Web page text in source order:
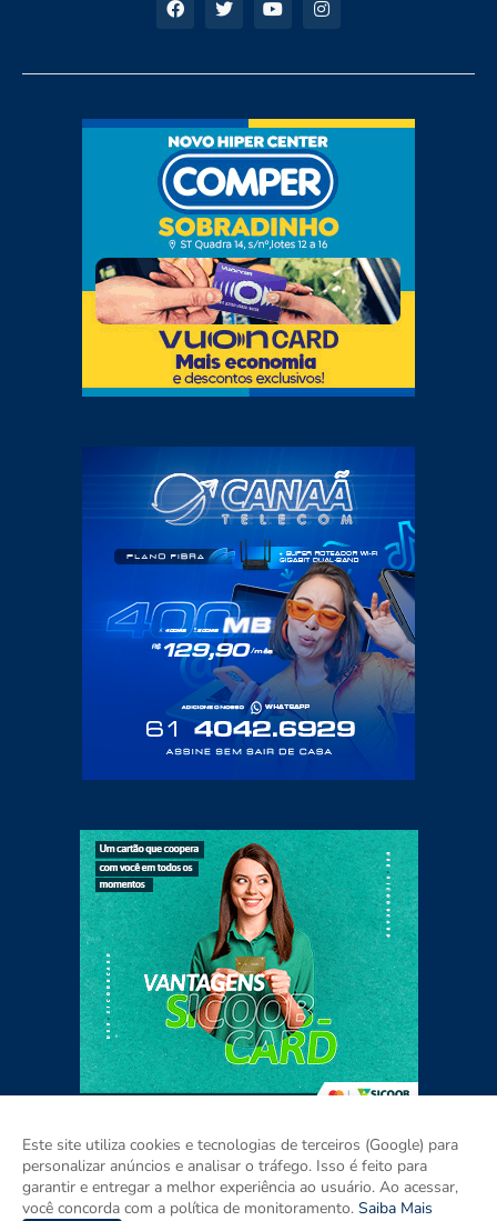
Home Sobre Contato Mídia Kit
Este site utiliza cookies e tecnologias de terceiros (Google) para
personalizar anúncios e analisar o tráfego. Isso é feito para
garantir e entregar a melhor experiência ao usuário. Ao acessar,
você concorda com a política de monitoramento. Saiba Mais